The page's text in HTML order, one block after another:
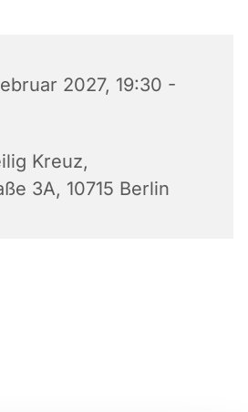
2027, 19:30 -
Kreuz,
3A, 10715 Berlin